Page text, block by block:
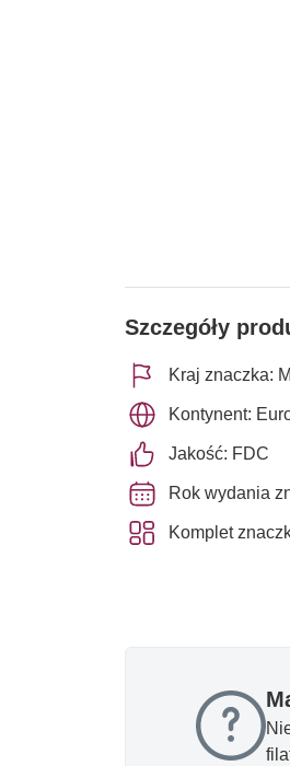
Szczegóły
Kraj znaczka:
Kontynent:
Jakość: FDC
Rok wydania
Komplet